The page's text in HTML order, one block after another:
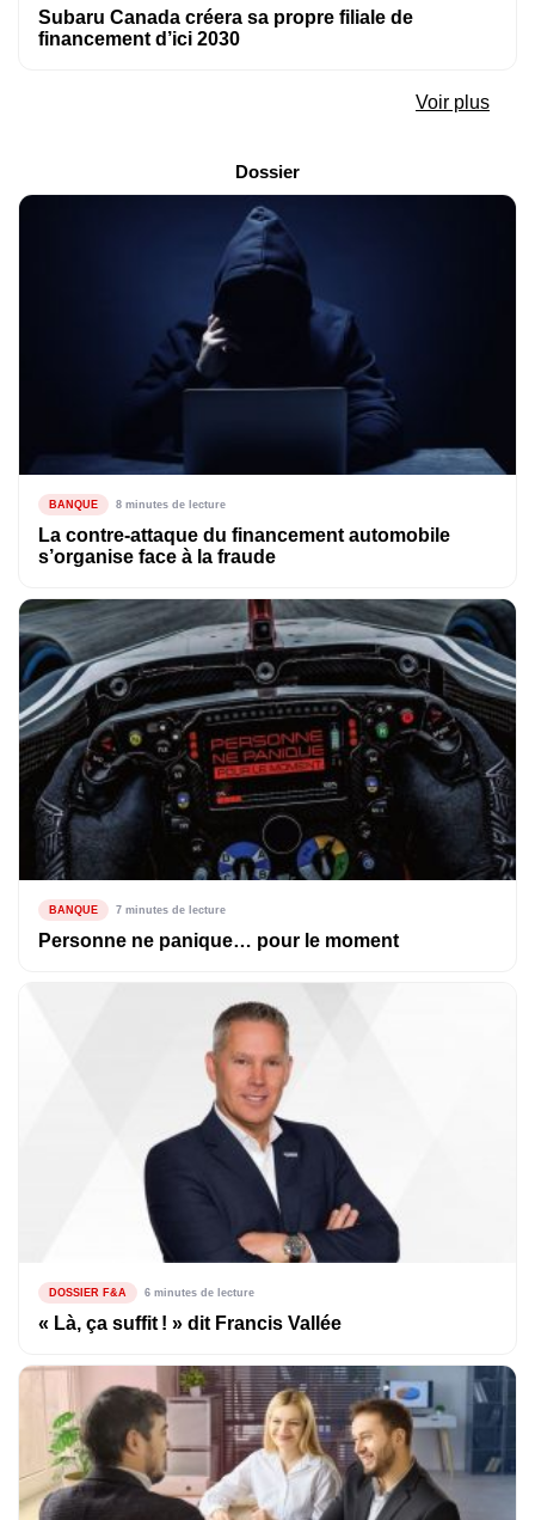
Subaru Canada créera sa propre filiale de
financement d’ici 2030
Voir plus
Dossier
BANQUE 8 minutes de lecture
La contre-attaque du financement automobile
s’organise face à la fraude
BANQUE 7 minutes de lecture
Personne ne panique… pour le moment
DOSSIER F&A 6 minutes de lecture
« Là, ça suffit ! » dit Francis Vallée